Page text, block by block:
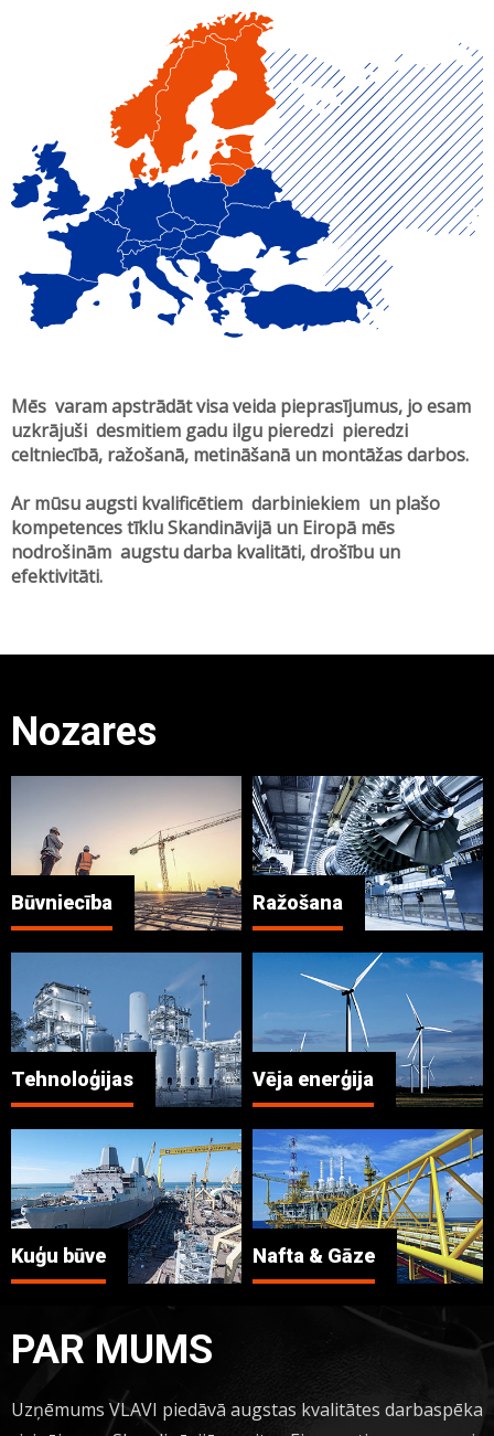
Mēs varam apstrādāt visa veida pieprasījumus, jo esam
uzkrājuši desmitiem gadu ilgu pieredzi pieredzi
celtniecībā, ražošanā, metināšanā un montāžas darbos.
Ar mūsu augsti kvalificētiem darbiniekiem un plašo
kompetences tīklu Skandināvijā un Eiropā mēs
nodrošinām augstu darba kvalitāti, drošību un
efektivitāti.
Nozares
Būvniecība Ražošana
Tehnoloģijas Vēja enerģija
Kuģu būve Nafta & Gāze
PAR MUMS
Uzņēmums VLAVI piedāvā augstas kvalitātes darbaspēka